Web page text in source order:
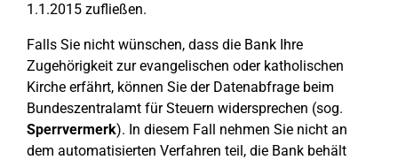
1.1.2015 zufließen.
Falls Sie nicht wünschen, dass die Bank Ihre
Zugehörigkeit zur evangelischen oder katholischen
Kirche erfährt, können Sie der Datenabfrage beim
Bundeszentralamt für Steuern widersprechen (sog.
Sperrvermerk). In diesem Fall nehmen Sie nicht an
dem automatisierten Verfahren teil, die Bank behält